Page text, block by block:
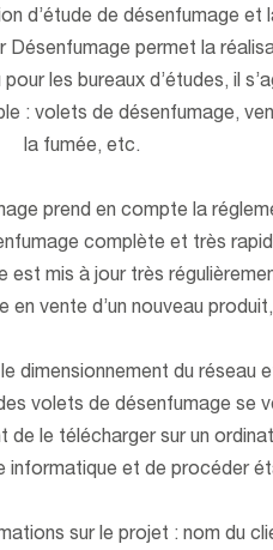
d’étude de désenfumage et
permet la
les bureaux d’études, il
: volets de désenfumage,
la fumée, etc.
prend en compte la
complète et très
est mis à jour très
en vente d’un nouveau
dimensionnement du réseau
volets de désenfumage se
de le télécharger sur un
informatique et de procéder
sur le projet : nom du